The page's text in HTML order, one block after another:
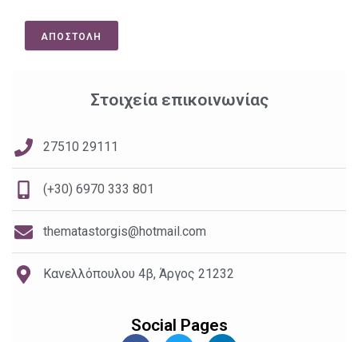
ΑΠΟΣΤΟΛΗ
Στοιχεία επικοινωνίας
27510 29111
(+30) 6970 333 801
thematastorgis@hotmail.com
Κανελλόπουλου 4β, Άργος 21232
Social Pages